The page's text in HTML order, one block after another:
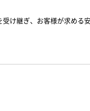
け継ぎ、お客様が求める